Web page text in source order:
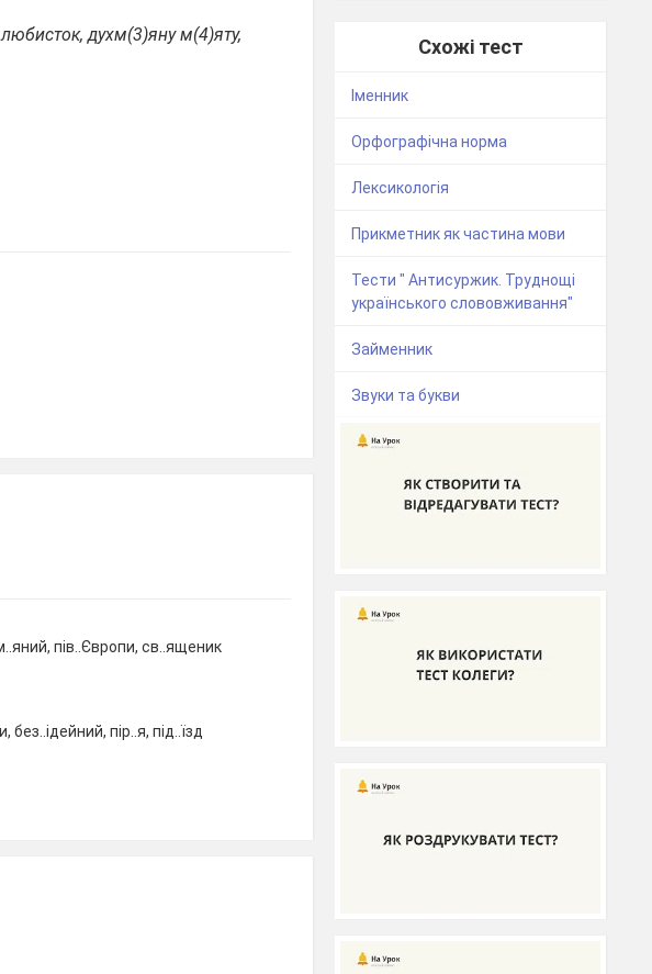
духм(3)яну м(4)яту,
пів..Європи, св..ященик
без..ідейний, пір..я, під..їзд
Схожі тест
Іменник
Орфографічна норма
Лексикологія
Прикметник як частина мови
Тести " Антисуржик. Труднощі
українського слововживання"
Займенник
Звуки та букви